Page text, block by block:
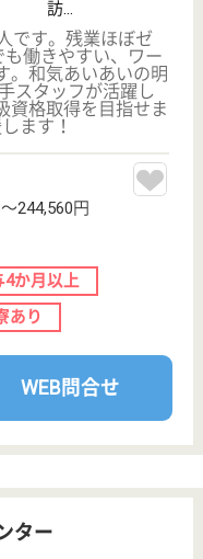
戻る